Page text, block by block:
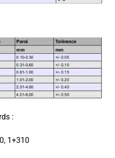
:
1+310